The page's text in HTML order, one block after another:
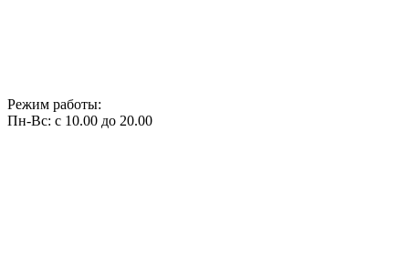
Режим работы:
Пн-Вс: с 10.00 до 20.00